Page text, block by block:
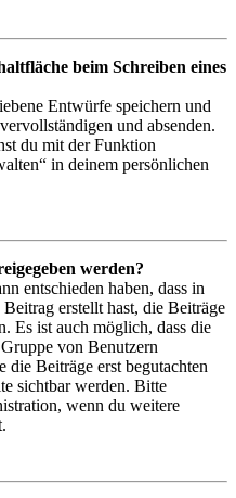
beim Schreiben eines
Entwürfe speichern und
und absenden.
du mit der Funktion
in deinem persönlichen
werden?
entschieden haben, dass in
erstellt hast, die Beiträge
Es ist auch möglich, dass die
von Benutzern
die Beiträge erst begutachten
sichtbar werden. Bitte
wenn du weitere